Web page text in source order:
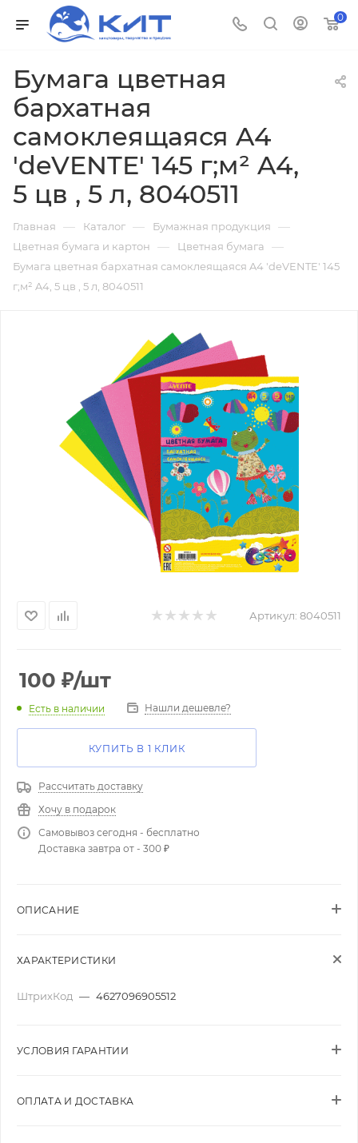
0
Бумага цветная
бархатная
самоклеящаяся A4
'deVENTE' 145 г;м² A4,
5 цв , 5 л, 8040511
Главная — Каталог — Бумажная продукция —
Цветная бумага и картон — Цветная бумага —
Бумага цветная бархатная самоклеящаяся A4 'deVENTE' 145
г;м² A4, 5 цв , 5 л, 8040511
Артикул: 8040511
100 ₽/шт
Есть в наличии Нашли дешевле?
КУПИТЬ В 1 КЛИК
Рассчитать доставку
Хочу в подарок
Самовывоз сегодня - бесплатно
Доставка завтра от - 300 ₽
ОПИСАНИЕ
ХАРАКТЕРИСТИКИ
ШтрихКод — 4627096905512
УСЛОВИЯ ГАРАНТИИ
ОПЛАТА И ДОСТАВКА